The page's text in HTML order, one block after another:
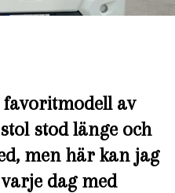
av
stod länge och
men här kan jag
dag med